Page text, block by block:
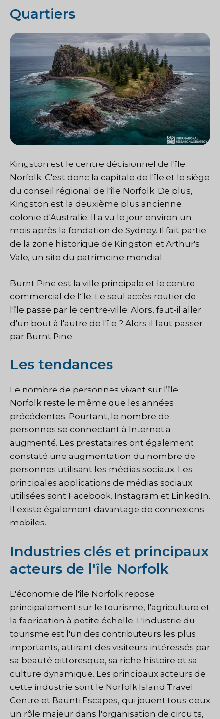
Quartiers
Kingston est le centre décisionnel de l'île
Norfolk. C'est donc la capitale de l'île et le siège
du conseil régional de l'île Norfolk. De plus,
Kingston est la deuxième plus ancienne
colonie d'Australie. Il a vu le jour environ un
mois après la fondation de Sydney. Il fait partie
de la zone historique de Kingston et Arthur's
Vale, un site du patrimoine mondial.
Burnt Pine est la ville principale et le centre
commercial de l'île. Le seul accès routier de
l'île passe par le centre-ville. Alors, faut-il aller
d'un bout à l'autre de l'île ? Alors il faut passer
par Burnt Pine.
Les tendances
Le nombre de personnes vivant sur l’île
Norfolk reste le même que les années
précédentes. Pourtant, le nombre de
personnes se connectant à Internet a
augmenté. Les prestataires ont également
constaté une augmentation du nombre de
personnes utilisant les médias sociaux. Les
principales applications de médias sociaux
utilisées sont Facebook, Instagram et LinkedIn.
Il existe également davantage de connexions
mobiles.
Industries clés et principaux
acteurs de l'île Norfolk
L'économie de l'île Norfolk repose
principalement sur le tourisme, l'agriculture et
la fabrication à petite échelle. L'industrie du
tourisme est l'un des contributeurs les plus
importants, attirant des visiteurs intéressés par
sa beauté pittoresque, sa riche histoire et sa
culture dynamique. Les principaux acteurs de
cette industrie sont le Norfolk Island Travel
Centre et Baunti Escapes, qui jouent tous deux
un rôle majeur dans l'organisation de circuits,